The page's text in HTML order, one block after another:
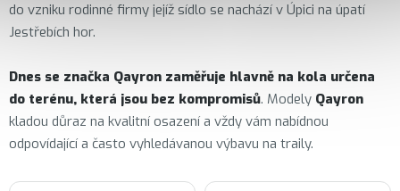
do vzniku rodinné firmy jejíž sídlo se nachází v Úpici na úpatí
Jestřebích hor.
Dnes se značka Qayron zaměřuje hlavně na kola určena
do terénu, která jsou bez kompromisů. Modely Qayron
kladou důraz na kvalitní osazení a vždy vám nabídnou
odpovídající a často vyhledávanou výbavu na traily.